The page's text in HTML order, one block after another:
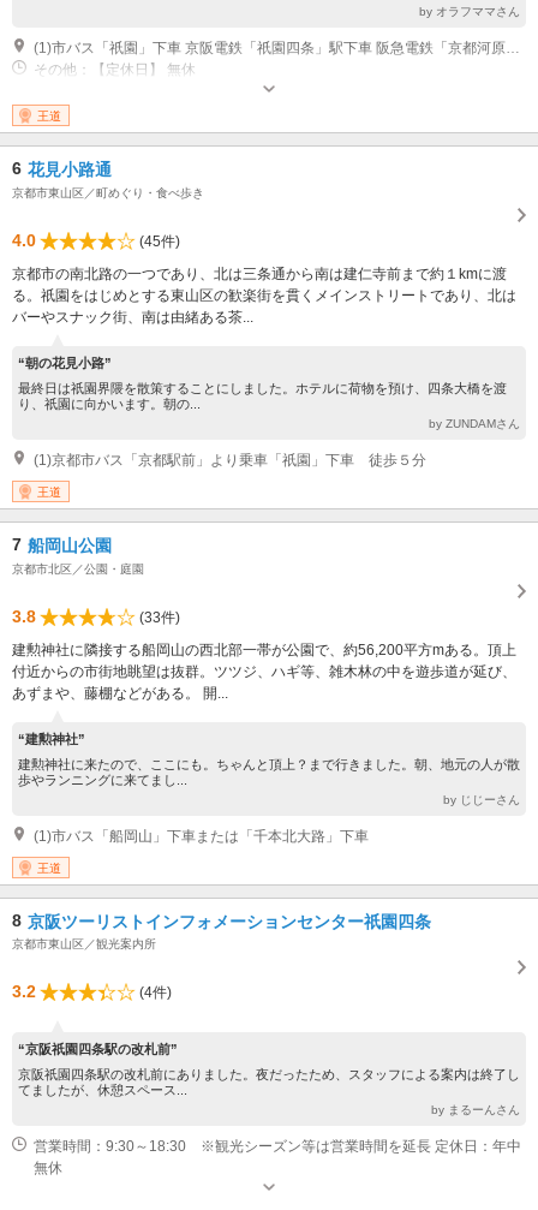
by オラフママさん
(1)市バス「祇園」下車 京阪電鉄「祇園四条」駅下車 阪急電鉄「京都河原町」駅下車
その他：【定休日】 無休
王道
6 花見小路通
京都市東山区／町めぐり・食べ歩き
4.0
(45件)
京都市の南北路の一つであり、北は三条通から南は建仁寺前まで約１kmに渡
る。祇園をはじめとする東山区の歓楽街を貫くメインストリートであり、北は
バーやスナック街、南は由緒ある茶...
“朝の花見小路”
最終日は祇園界隈を散策することにしました。ホテルに荷物を預け、四条大橋を渡
り、祇園に向かいます。朝の...
by ZUNDAMさん
(1)京都市バス「京都駅前」より乗車「祇園」下車 徒歩５分
王道
7 船岡山公園
京都市北区／公園・庭園
3.8
(33件)
建勲神社に隣接する船岡山の西北部一帯が公園で、約56,200平方mある。頂上
付近からの市街地眺望は抜群。ツツジ、ハギ等、雑木林の中を遊歩道が延び、
あずまや、藤棚などがある。 開...
“建勲神社”
建勲神社に来たので、ここにも。ちゃんと頂上？まで行きました。朝、地元の人が散
歩やランニングに来てまし...
by じじーさん
(1)市バス「船岡山」下車または「千本北大路」下車
王道
8 京阪ツーリストインフォメーションセンター祇園四条
京都市東山区／観光案内所
3.2 (4件)
“京阪祇園四条駅の改札前”
京阪祇園四条駅の改札前にありました。夜だったため、スタッフによる案内は終了し
てましたが、休憩スペース...
by まるーんさん
営業時間：9:30～18:30 ※観光シーズン等は営業時間を延長 定休日：年中
無休